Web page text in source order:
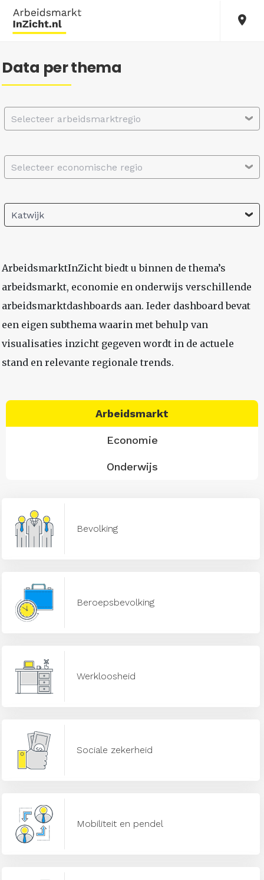
Data per thema
Selecteer arbeidsmarktregio
Selecteer economische regio
Katwijk
ArbeidsmarktInZicht biedt u binnen de thema’s
arbeidsmarkt, economie en onderwijs verschillende
arbeidsmarktdashboards aan. Ieder dashboard bevat
een eigen subthema waarin met behulp van
visualisaties inzicht gegeven wordt in de actuele
stand en relevante regionale trends.
Arbeidsmarkt
Economie
Onderwijs
Bevolking
Beroepsbevolking
Werkloosheid
Sociale zekerheid
Mobiliteit en pendel